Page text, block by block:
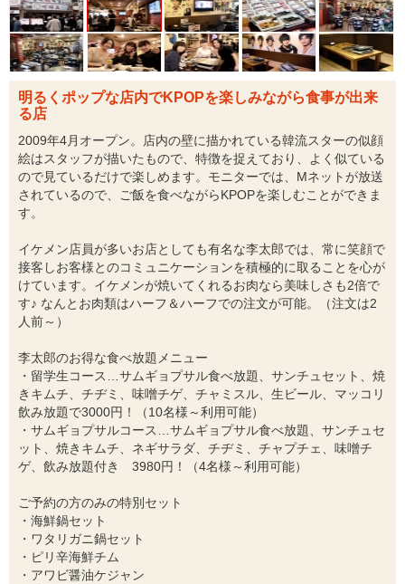
明るくポップな店内でKPOPを楽しみながら食事が出来
る店
2009年4月オープン。店内の壁に描かれている韓流スターの似顔
絵はスタッフが描いたもので、特徴を捉えており、よく似ている
ので見ているだけで楽しめます。モニターでは、Mネットが放送
されているので、ご飯を食べながらKPOPを楽しむことができま
す。
イケメン店員が多いお店としても有名な李太郎では、常に笑顔で
接客しお客様とのコミュニケーションを積極的に取ることを心が
けています。イケメンが焼いてくれるお肉なら美味しさも2倍で
す♪ なんとお肉類はハーフ＆ハーフでの注文が可能。（注文は2
人前～）
李太郎のお得な食べ放題メニュー
・留学生コース…サムギョプサル食べ放題、サンチュセット、焼
きキムチ、チヂミ、味噌チゲ、チャミスル、生ビール、マッコリ
飲み放題で3000円！（10名様～利用可能）
・サムギョプサルコース…サムギョプサル食べ放題、サンチュセ
ット、焼きキムチ、ネギサラダ、チヂミ、チャプチェ、味噌チ
ゲ、飲み放題付き 3980円！（4名様～利用可能）
ご予約の方のみの特別セット
・海鮮鍋セット
・ワタリガニ鍋セット
・ピリ辛海鮮チム
・アワビ醤油ケジャン